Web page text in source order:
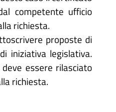
competente ufficio
richiesta.
proposte di
iniziativa legislativa.
essere rilasciato
richiesta.